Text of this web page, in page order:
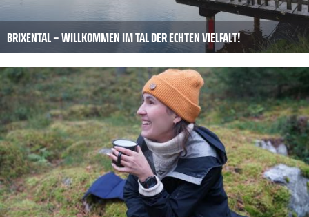
BRIXENTAL – WILLKOMMEN IM TAL DER ECHTEN VIELFALT!